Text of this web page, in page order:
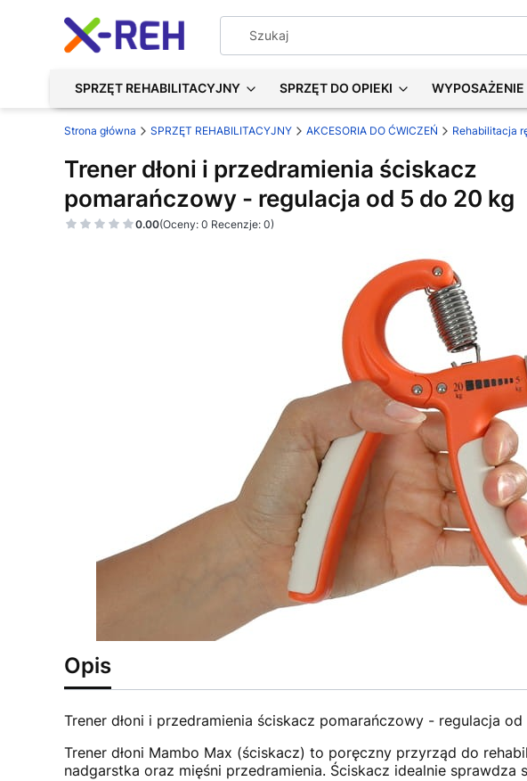
SPRZĘT REHABILITACYJNY SPRZĘT DO OPIEKI WYPOSAŻENIE
Strona główna SPRZĘT REHABILITACYJNY AKCESORIA DO ĆWICZEŃ Rehabilitacja
Trener dłoni i przedramienia ściskacz
pomarańczowy - regulacja od 5 do 20 kg
0.00(Oceny: 0 Recenzje: 0)
Opis
Trener dłoni i przedramienia ściskacz pomarańczowy - regulacja
Trener dłoni Mambo Max (ściskacz) to poręczny przyrząd do
nadgarstka oraz mięśni przedramienia. Ściskacz idealnie